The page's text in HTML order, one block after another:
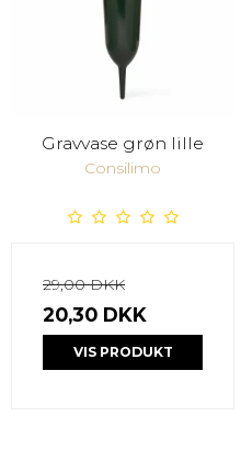
Gravvase grøn lille
Consilimo
29,00 DKK
20,30 DKK
VIS PRODUKT